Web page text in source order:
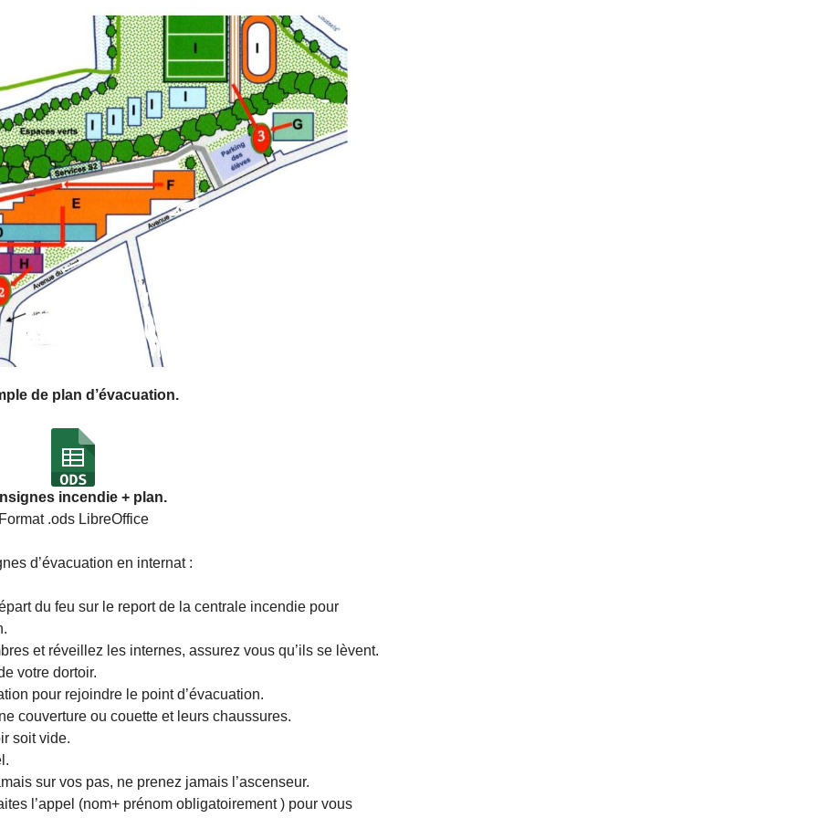
de plan d’évacuation.
incendie + plan.
.ods LibreOffice
d’évacuation en internat :
du feu sur le report de la centrale incendie pour
et réveillez les internes, assurez vous qu’ils se lèvent.
votre dortoir.
pour rejoindre le point d’évacuation.
couverture ou couette et leurs chaussures.
soit vide.
sur vos pas, ne prenez jamais l’ascenseur.
l’appel (nom+ prénom obligatoirement ) pour vous